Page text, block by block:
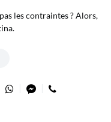
les contraintes ? Alors,